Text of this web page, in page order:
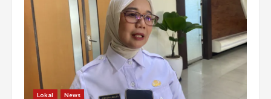
e
Lokal News